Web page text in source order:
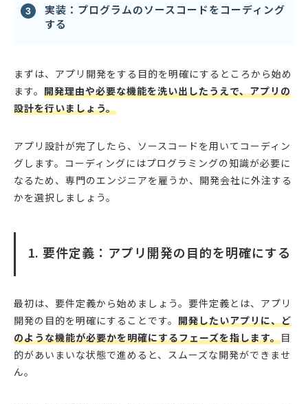
実装：プログラムのソースコードをコーディング
する
まずは、アプリ開発をする目的を明確にするところから始め
ます。 開発理由や必要な機能を洗い出したうえで、アプリの
設計を行いましょう。
アプリ設計が完了したら、ソースコードを用いてコーディン
グします。コーディングにはプログラミングの知識が必要に
なるため、専門のエンジニアを雇うか、開発会社に外注する
かを選択しましょう。
1. 要件定義：アプリ開発の目的を明確にする
最初は、要件定義から始めましょう。要件定義とは、アプリ
開発の目的を明確にすることです。 開発したいアプリに、ど
のような機能が必要かを明確にするフェーズを指します。目
的があいまいな状態で進めると、スムーズな開発ができませ
ん。